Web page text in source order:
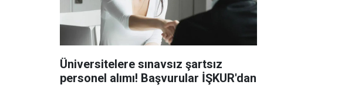
Üniversitelere sınavsız şartsız
personel alımı! Başvurular İŞKUR'dan